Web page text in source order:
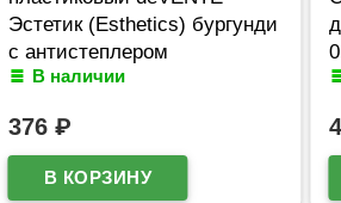
Эстетик (Esthetics) бургунди
с антистеплером
арт.4142517 (Ст.)
В наличии
376 ₽